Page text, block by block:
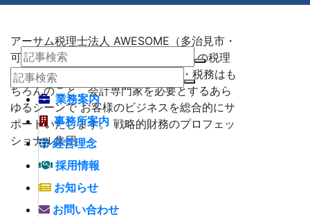
アーサム税理士法人 AWESOME（多治見市・
可児市・瑞浪市・土岐市） -地域No1 の税理
士法人 アーサム税理士法人 – 会計・税務はも
ちろんのこと、会計専門家を必要とするあら
ゆるシーンで お客様のビジネスを総合的にサ
ポートいたします。 戦略的財務のプロフェッ
ショナル集団
業務案内
事務所案内
経営理念
採用情報
お知らせ
お問い合わせ